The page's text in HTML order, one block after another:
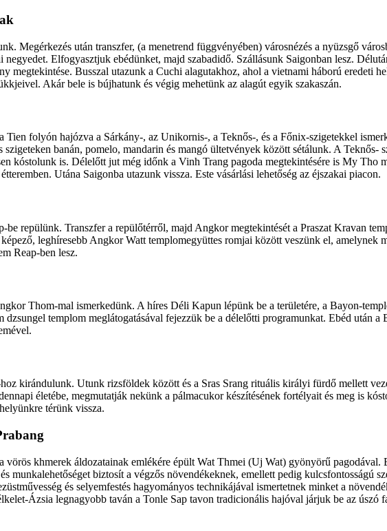
Megérkezés után transzfer, (a menetrend függvényében) városnézés a nyüzsgő
Elfogyasztjuk ebédünket, majd szabadidő. Szállásunk Saigonban lesz.
Busszal utazunk a Cuchi alagutakhoz, ahol a vietnami háború eredeti
Akár bele is bújhatunk és végig mehetünk az alagút egyik szakaszán.
folyón hajózva a Sárkány-, az Unikornis-, a Teknős-, és a Főnix-szigetekkel
banán, pomelo, mandarin és mangó ültetvények között sétálunk. A Teknős-
kóstolunk is. Délelőtt jut még időnk a Vinh Trang pagoda megtekintésére is My Tho
Utána Saigonba utazunk vissza. Este vásárlási lehetőség az éjszakai piacon.
repülünk. Transzfer a repülőtérről, majd Angkor megtekintését a Praszat Kravan
leghíresebb Angkor Watt templomegyüttes romjai között veszünk el, amelynek
Reap-ben lesz.
Thom-mal ismerkedünk. A híres Déli Kapun lépünk be a területére, a Bayon-
dzsungel templom meglátogatásával fejezzük be a délelőtti programunkat. Ebéd után
kirándulunk. Utunk rizsföldek között és a Sras Srang rituális királyi fürdő mellett
életébe, megmutatják nekünk a pálmacukor készítésének fortélyait és meg is
térünk vissza.
khmerek áldozatainak emlékére épült Wat Thmei (Uj Wat) gyönyörű pagodával.
munkalehetőséget biztosít a végzős növendékeknek, emellett pedig kulcsfontosságú
és selyemfestés hagyományos technikájával ismertetnek minket a
Ázsia legnagyobb taván a Tonle Sap tavon tradicionális hajóval járjuk be az úszó